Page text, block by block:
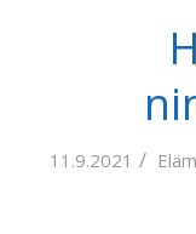
11.9.2021 /